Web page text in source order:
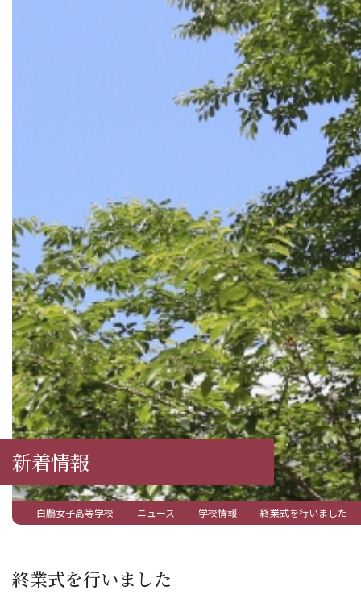
新着情報
白鵬女子高等学校 ニュース 学校情報 終業式を行いました
終業式を行いました